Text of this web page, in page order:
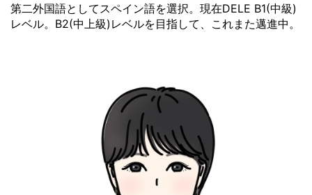
第二外国語としてスペイン語を選択。現在DELE B1(中級)
レベル。B2(中上級)レベルを目指して、これまた邁進中。